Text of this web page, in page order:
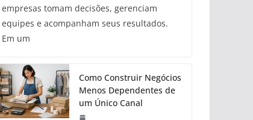
empresas tomam decisões, gerenciam
equipes e acompanham seus resultados.
Em um
Como Construir Negócios
Menos Dependentes de
um Único Canal